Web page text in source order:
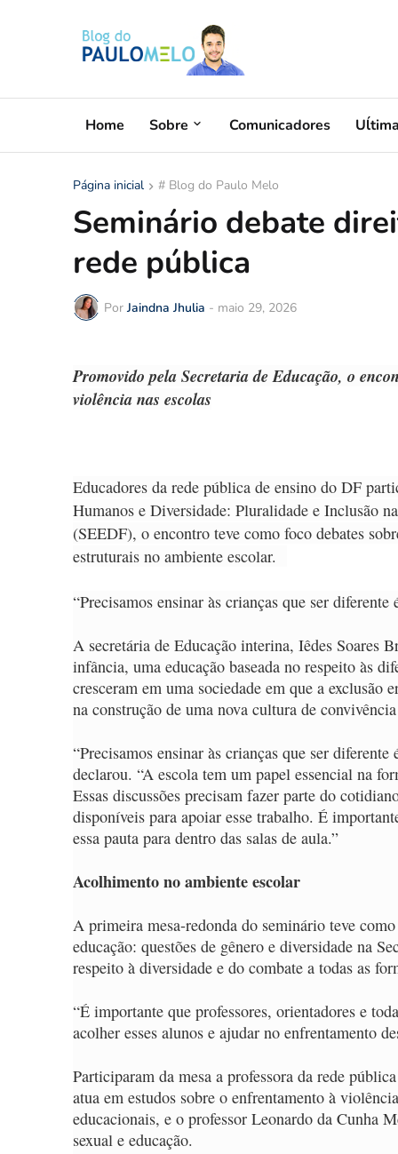
Home Sobre Comunicadores
Página inicial # Blog do Paulo Melo
Seminário debate
rede pública
Por Jaindna Jhulia - maio 29, 2026
Promovido pela Secretaria de Educação, o
violência nas escolas
Educadores da rede pública de ensino do DF
Humanos e Diversidade: Pluralidade e Inclusão
(SEEDF), o encontro teve como foco debates
estruturais no ambiente escolar.
“Precisamos ensinar às crianças que ser
A secretária de Educação interina, Iêdes Soares
infância, uma educação baseada no respeito às
cresceram em uma sociedade em que a
na construção de uma nova cultura de
“Precisamos ensinar às crianças que ser
declarou. “A escola tem um papel essencial na
Essas discussões precisam fazer parte do
disponíveis para apoiar esse trabalho. É
essa pauta para dentro das salas de aula.”
Acolhimento no ambiente escolar
A primeira mesa-redonda do seminário teve
educação: questões de gênero e diversidade na
respeito à diversidade e do combate a todas as
“É importante que professores, orientadores e
acolher esses alunos e ajudar no enfrentamento
Participaram da mesa a professora da rede
atua em estudos sobre o enfrentamento à
educacionais, e o professor Leonardo da Cunha
sexual e educação.